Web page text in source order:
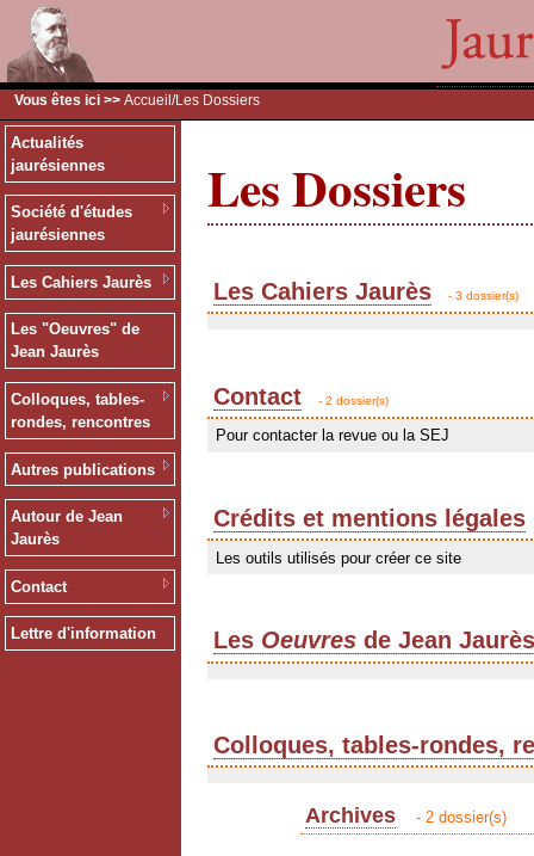
Vous êtes ici >> Accueil /Les Dossiers
Actualités
jaurésiennes
Société d'études
jaurésiennes
Les Cahiers Jaurès
Les "Oeuvres" de
Jean Jaurès
Colloques, tables-
rondes, rencontres
Autres publications
Autour de Jean
Jaurès
Contact
Lettre d'information
Les Dossiers
Les Cahiers Jaurès - 3 dossier(s)
Contact - 2 dossier(s)
Pour contacter la revue ou la SEJ
Crédits et mentions légales
Les outils utilisés pour créer ce site
Les Oeuvres de Jean
Colloques, tables-rondes,
Archives - 2 dossier(s)